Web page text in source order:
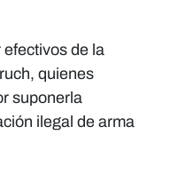
de la
quienes
suponerla
ilegal de arma